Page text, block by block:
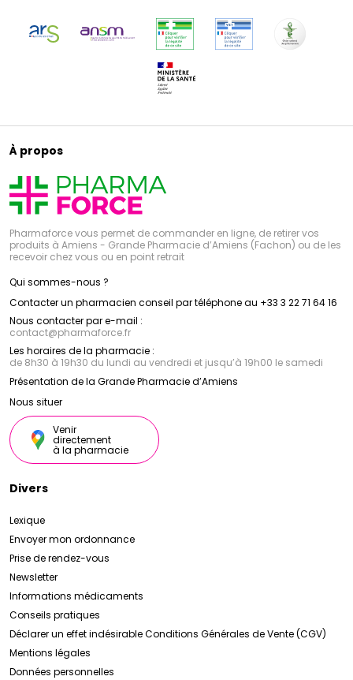
À propos
Pharmaforce vous permet de commander en ligne, de retirer vos
produits à Amiens - Grande Pharmacie d’Amiens (Fachon) ou de les
recevoir chez vous ou en point retrait
Qui sommes-nous ?
Contacter un pharmacien conseil par téléphone au +33 3 22 71 64 16
Nous contacter par e-mail :
contact@pharmaforce.fr
Les horaires de la pharmacie :
de 8h30 à 19h30 du lundi au vendredi et jusqu’à 19h00 le samedi
Présentation de la Grande Pharmacie d’Amiens
Nous situer
Venir
directement
à la pharmacie
Divers
Lexique
Envoyer mon ordonnance
Prise de rendez-vous
Newsletter
Informations médicaments
Conseils pratiques
Déclarer un effet indésirableConditions Générales de Vente (CGV)
Mentions légales
Données personnelles